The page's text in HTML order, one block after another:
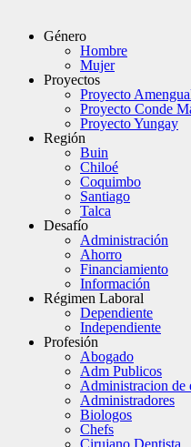
Género
Hombre
Mujer
Proyectos
Proyecto
Proyecto Conde
Proyecto Yungay
Región
Buin
Chiloé
Coquimbo
Santiago
Talca
Desafío
Administración
Ahorro
Financiamiento
Información
Régimen Laboral
Dependiente
Independiente
Profesión
Abogado
Adm Publicos
Administracion de
Administradores
Biologos
Chefs
Cirujano Dentista